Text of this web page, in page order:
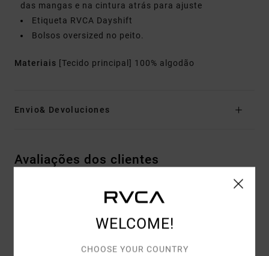
das mangas e na cintura atrás para ajuste
Etiqueta RVCA Dayshift
Bolsos oversized no peito.
Materiais [Tecido principal] 100% algodão
Envio& Devoluciones
Avaliações dos clientes
PONTUAÇÃO MÉDIA
5.0
WELCOME!
CHOOSE YOUR COUNTRY